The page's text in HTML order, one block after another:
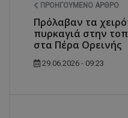
ΠΡΟΗΓΟΎΜΕΝΟ ΆΡΘΡΟ
Πρόλαβαν τα
πυρκαγιά στην
στα Πέρα Ορεινής
29.06.2026 - 09:23